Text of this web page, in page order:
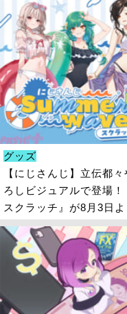
グッズ
【にじさんじ】立伝都
ろしビジュアルで登場
スクラッチ』が8月3日